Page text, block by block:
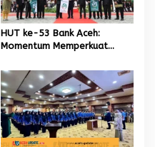
HUT ke-53 Bank Aceh:
Momentum Memperkuat
Keberkahan Bagi Aceh